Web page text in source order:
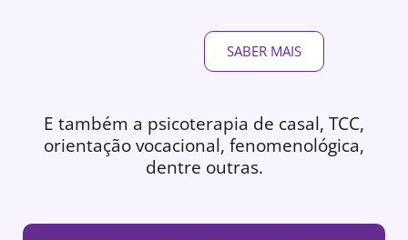
SABER MAIS
E também a psicoterapia de casal, TCC,
orientação vocacional, fenomenológica,
dentre outras.